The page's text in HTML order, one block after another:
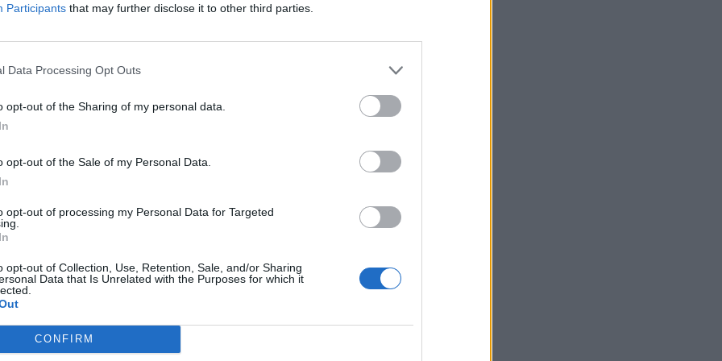
Participants that may further disclose it to other third parties.
Data Processing Opt Outs
opt-out of the Sharing of my personal data.
opt-out of the Sale of my Personal Data.
opt-out of processing my Personal Data for Targeted
opt-out of Collection, Use, Retention, Sale, and/or Sharing
Data that Is Unrelated with the Purposes for which it
CONFIRM
az ohiói Columbusban nyílt meg 2022 októberében. A cég indoklása szerint
élményre" koncentrál. Kristen Kish szóvivő...
portfolio.hu hírarchívumához tartozik, melynek olvasása előfizetéses
tartalmazza:
cikkarchívum
elmúlt 2 év napon belüli
Előfizetés
VAGY? BEJELENTKEZÉS